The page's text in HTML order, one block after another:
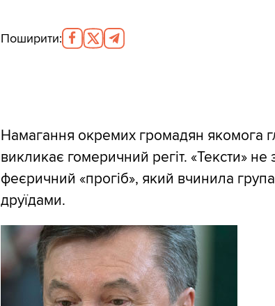
Поширити:
Намагання окремих громадян якомога
викликає гомеричний регіт. «Тексти»
феєричний «прогіб», який вчинила
друїдами.